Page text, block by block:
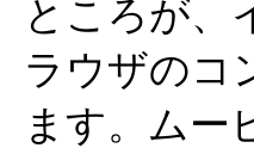
ところが、
ラウザのコ
ます。ムー